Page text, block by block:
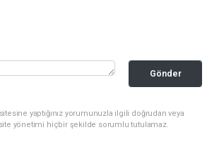
Gönder
yaptığınız yorumunuzla ilgili doğrudan veya
yönetimi hiçbir şekilde sorumlu tutulamaz.